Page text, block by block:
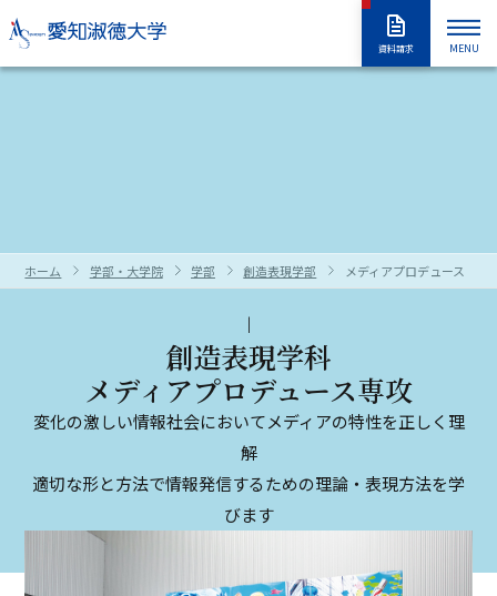
資料請求 MENU
大学院入試 入学試験要項
資料・出願書類の請求方法 受験上および修学上の合理的配慮
全学共通履修科目 学部
科目等履修生・聴講生・大学院研究
教員一覧
学生生活トップ 学生生活の指針（GUIDEPOST）
学年暦（年間スケジュール）
クラブ・同好会
学生支援・サポート体制 交通（スクールバス・交通機関）
大学祭（淑楓祭） 履修・授業関連について
住居（アパート・マンション・下
ボランティア活動
進路・就職
キャリア教育
各種ガイダンスセミナー キャリア支援
就職実績
研究・教育トップ ニュース・アワード
資格・キャリア支援 支援センター・施設・研究所
施設・研究所
留学生用サイト
Admissions portal
入試情報はこちらから
受験生サイト
愛知淑徳大学
奨学金のご案内
対象者別メニュー
受験生の方へ 在学生の方へ
保護者の方へ
アクセスキャンパスガイド
検索
ホーム 学部・大学院 学部 創造表現学部 メディアプロデュース専攻
創造表現学科
メディアプロデュース専攻
変化の激しい情報社会においてメディアの特性を正しく理
解
適切な形と方法で情報発信するための理論・表現方法を学
びます